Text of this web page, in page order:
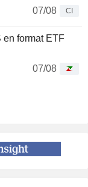
07/08
CI
en format ETF
07/08